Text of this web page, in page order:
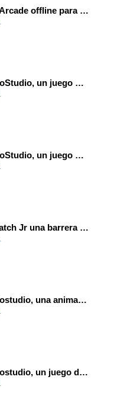
Instala MakeCode Arcade offline para programar grandes juegos sin necesidad de Internet
Programa con OctoStudio, un juego de disparos contra Zombies con un cargador basado en el House of the dead
Programa con OctoStudio, un juego homenajeando al House of the dead con Zombies
Programa con Scratch Jr una barrera que se desplaza para dar sensación de movimiento
Programa con Octostudio, una animación utilizando la cámara para una foto y audio y texto para comunicar.
Programa con Octostudio, un juego de Educación Víal cruzando un paso de cebra.